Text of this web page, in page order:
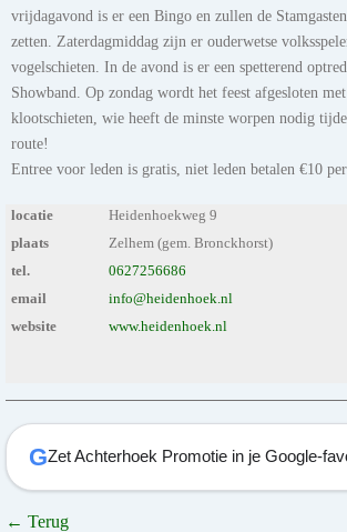
vrijdagavond is er een Bingo en zullen de
zetten. Zaterdagmiddag zijn er ouderwetse
vogelschieten. In de avond is er een spetterend
Showband. Op zondag wordt het feest afgesloten
klootschieten, wie heeft de minste worpen nodig
route!
Entree voor leden is gratis, niet leden betalen €10 per
locatie
Heidenhoekweg 9
plaats
Zelhem (gem. Bronckhorst)
tel.
0627256686
email
info@heidenhoek.nl
website
www.heidenhoek.nl
GZet Achterhoek Promotie in je Google-
← Terug